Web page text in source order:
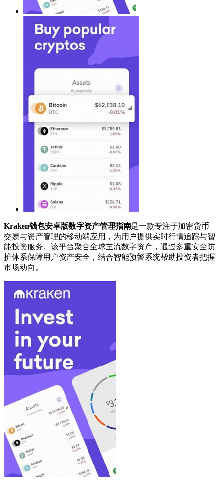
Kraken钱包安卓版数字资产管理指南是一款专注于加密货币
交易与资产管理的移动端应用，为用户提供实时行情追踪与智
能投资服务。该平台聚合全球主流数字资产，通过多重安全防
护体系保障用户资产安全，结合智能预警系统帮助投资者把握
市场动向。